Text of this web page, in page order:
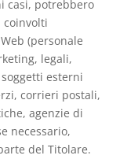
casi, potrebbero
coinvolti
(personale
legali,
esterni
corrieri postali,
agenzie di
necessario,
del Titolare.